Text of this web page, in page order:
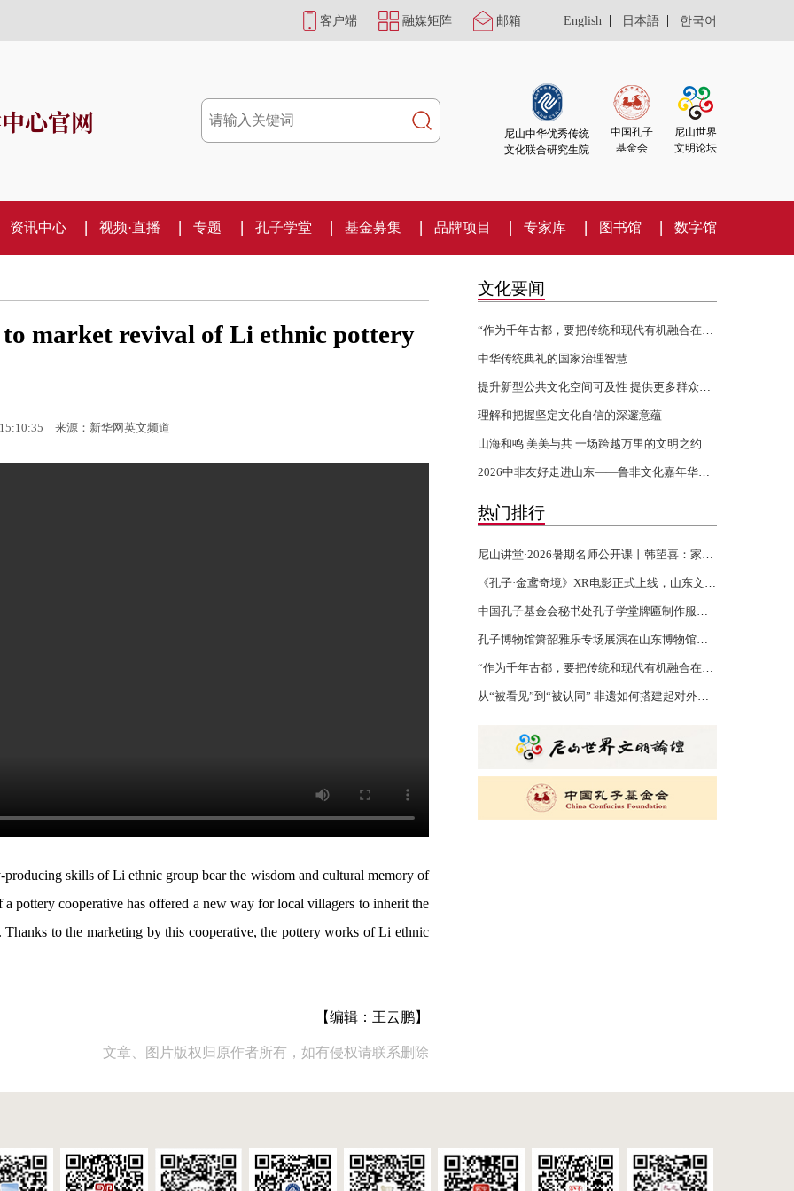
客户端 融媒矩阵 邮箱 English | 日本語 | 한국어
心官网
尼山中华优秀传统
文化联合研究生院
中国孔子
基金会
尼山世界
文明论坛
资讯中心 视频·直播 专题 孔子学堂 基金募集 品牌项目 专家库 图书馆 数字馆
market revival of Li ethnic pottery
来源：新华网英文频道
skills of Li ethnic group bear the wisdom and cultural memory of
pottery cooperative has offered a new way for local villagers to inherit the
to the marketing by this cooperative, the pottery works of Li ethnic
【编辑：王云鹏】
文章、图片版权归原作者所有，如有侵权请联系删除
文化要闻
中华传统典礼的国家治理智慧
理解和把握坚定文化自信的深邃意蕴
山海和鸣 美美与共 一场跨越万里的文明之约
热门排行